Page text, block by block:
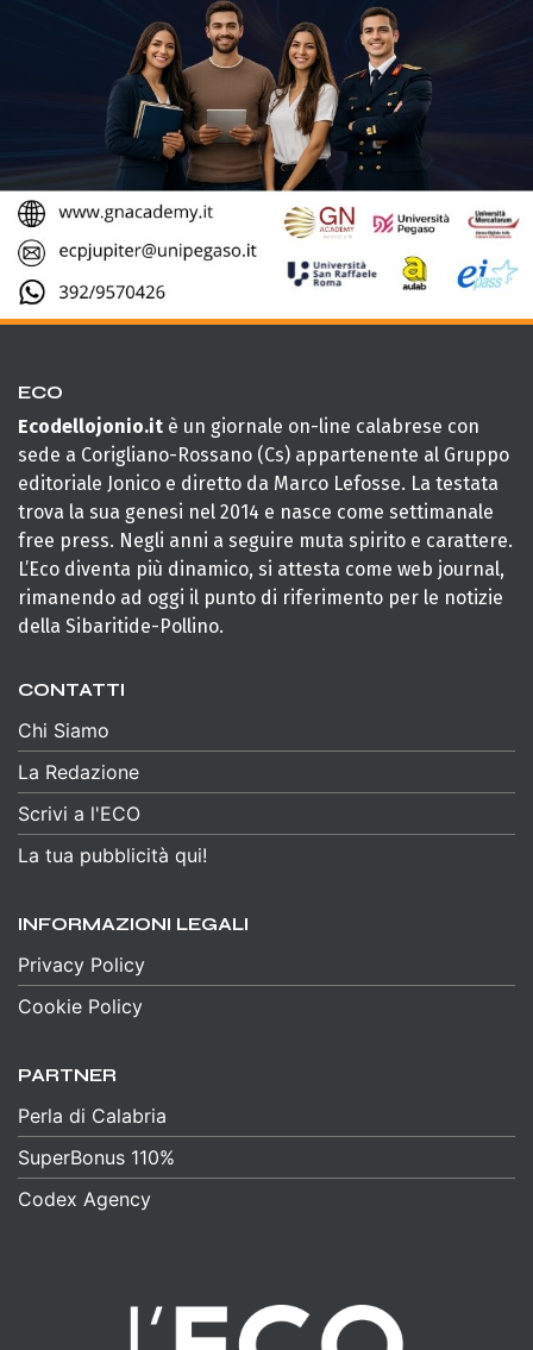
ECO
Ecodellojonio.it è un giornale on-line calabrese con
sede a Corigliano-Rossano (Cs) appartenente al Gruppo
editoriale Jonico e diretto da Marco Lefosse. La testata
trova la sua genesi nel 2014 e nasce come settimanale
free press. Negli anni a seguire muta spirito e carattere.
L’Eco diventa più dinamico, si attesta come web journal,
rimanendo ad oggi il punto di riferimento per le notizie
della Sibaritide-Pollino.
CONTATTI
Chi Siamo
La Redazione
Scrivi a l'ECO
La tua pubblicità qui!
INFORMAZIONI LEGALI
Privacy Policy
Cookie Policy
PARTNER
Perla di Calabria
SuperBonus 110%
Codex Agency